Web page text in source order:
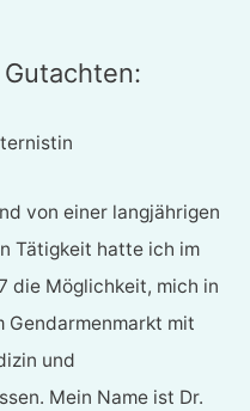
von einer langjährigen
Tätigkeit hatte ich im
die Möglichkeit, mich in
Gendarmenmarkt mit
und
Mein Name ist Dr.